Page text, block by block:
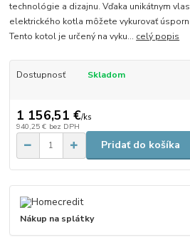
technológie a dizajnu. Vďaka unikátnym
elektrického kotla môžete vykurovať
Tento kotol je určený na vyku... celý popis
Dostupnosť Skladom
1 156,51 €/ks
940,25 € bez DPH
Pridať do košíka
Nákup na splátky